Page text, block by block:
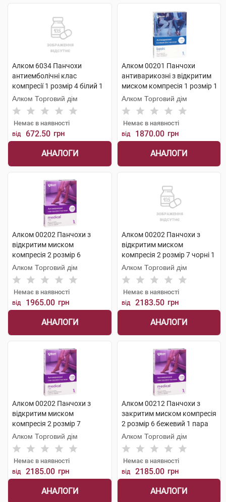
Алком 6034 Панчохи
антиемболічні клас
компресії 1 розмір 4 білий 1
пара
Алком Торговий дім
Немає в наявності
від 672.50 грн
АНАЛОГИ
Алком 00201 Панчохи
антиварикозні з відкритим
миском компресія 1 розмір 1
бежевий 1 пара
Алком Торговий дім
Немає в наявності
від 1870.00 грн
АНАЛОГИ
Алком 00202 Панчохи з
відкритим миском
компресія 2 розмір 6
бежевий 1 пара
Алком Торговий дім
Немає в наявності
від 1965.00 грн
АНАЛОГИ
Алком 00202 Панчохи з
відкритим миском
компресія 2 розмір 7 чорні 1
пара
Алком Торговий дім
Немає в наявності
від 2183.50 грн
АНАЛОГИ
Алком 00202 Панчохи з
відкритим миском
компресія 2 розмір 7
бежевий 1 пара
Алком Торговий дім
Немає в наявності
від 2185.00 грн
АНАЛОГИ
Алком 00212 Панчохи з
закритим миском компресія
2 розмір 6 бежевий 1 пара
Алком Торговий дім
Немає в наявності
від 2185.00 грн
АНАЛОГИ